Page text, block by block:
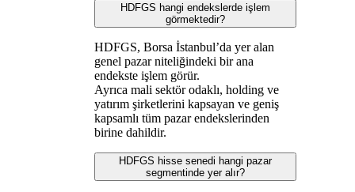
HDFGS hangi endekslerde işlem
görmektedir?
HDFGS, Borsa İstanbul’da yer alan
genel pazar niteliğindeki bir ana
endekste işlem görür.
Ayrıca mali sektör odaklı, holding ve
yatırım şirketlerini kapsayan ve geniş
kapsamlı tüm pazar endekslerinden
birine dahildir.
HDFGS hisse senedi hangi pazar
segmentinde yer alır?